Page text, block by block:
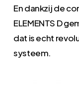
En dankzij de
ELEMENTS D
dat is echt
systeem.